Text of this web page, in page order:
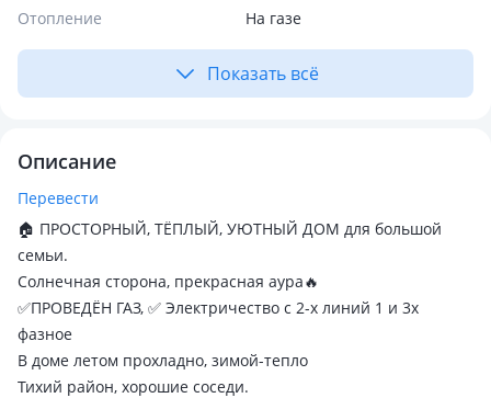
Отопление
На газе
Показать всё
Описание
Перевести
🏠 ПРОСТОРНЫЙ, ТЁПЛЫЙ, УЮТНЫЙ ДОМ для большой
семьи.
Солнечная сторона, прекрасная аура🔥
✅ПРОВЕДЁН ГАЗ, ✅ Электричество с 2-х линий 1 и 3х
фазное
В доме летом прохладно, зимой-тепло
Тихий район, хорошие соседи.